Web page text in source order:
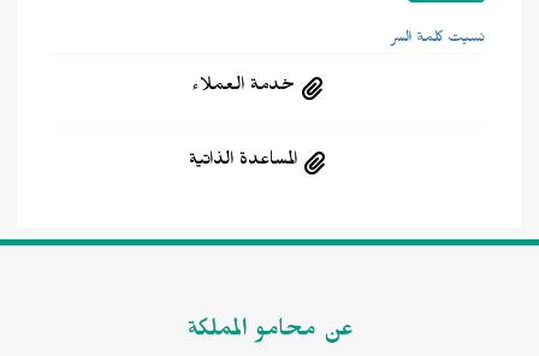
نسيت كلمة السر
خدمة العملاء
المساعدة الذاتية
عن محامو المملكة